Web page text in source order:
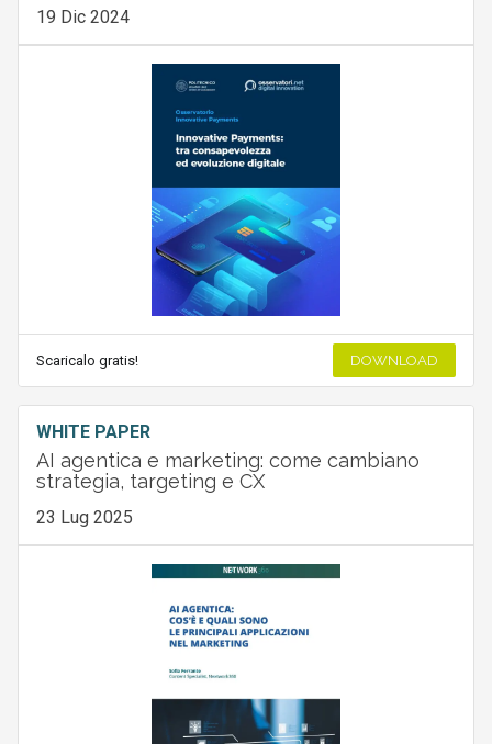
19 Dic 2024
Scaricalo gratis! DOWNLOAD
WHITE PAPER
AI agentica e marketing: come cambiano
strategia, targeting e CX
23 Lug 2025